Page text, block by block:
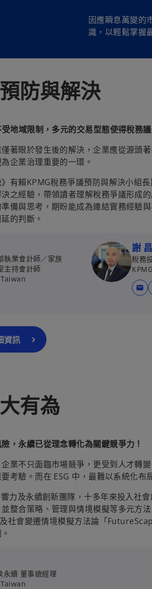
因應瞬息萬變的
識，以輕鬆掌握
防與解決
地域限制，多元的交易型態使得稅務
著眼於發生後的解決，企業應從源頭
企業治理重要的一環。
》有賴KPMG稅務爭議預防與解決小組
之經驗，帶領讀者理解稅務爭議形成
備與思考，期盼能成為連結實務經驗
的判斷。
執業會計師／家族
主持會計師
謝
稅務
mail
資訊
籤
中
有為
，永續已從理念轉化為關鍵競爭力！
業不只面臨市場競爭，更受到人才轉
考驗。而在 ESG 中，最難以系統化布
力及永續創新團隊，十多年來投入社
整合策略、管理與情境模擬等多元方
社會變遷情境模擬方法論「
永續 董事總經理